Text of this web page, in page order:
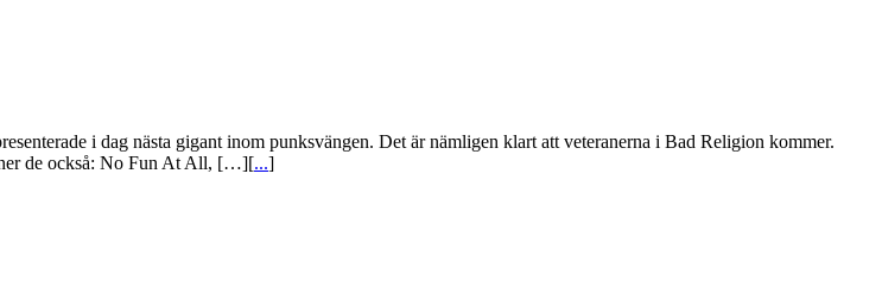
i dag nästa gigant inom punksvängen. Det är nämligen klart att veteranerna i Bad Religion kommer.
de också: No Fun At All, […][...]